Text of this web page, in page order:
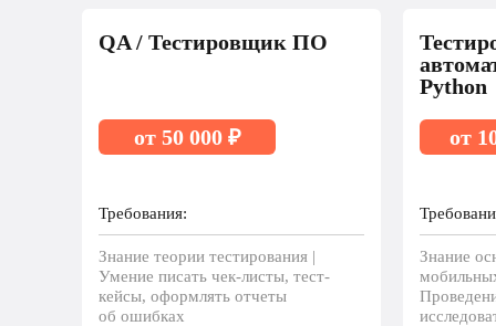
QA / Тестировщик ПО
Требования:
Знание теории тестирования |
Умение писать чек-листы, тест-
кейсы, оформлять отчеты
об ошибках
от 50 000 ₽
Python
Знание
от